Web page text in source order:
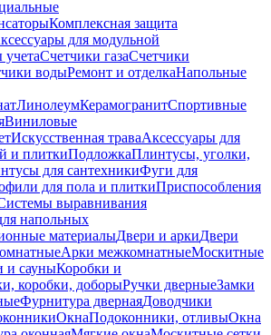
Комплексная защита
для модульной
Счетчики газаСчетчики
водыРемонт и отделкаНапольные
ЛинолеумКерамогранитСпортивные
Виниловые
Искусственная траваАксессуары для
и плиткиПодложкаПлинтусы, уголки,
для сантехникиФуги для
для пола и плиткиПриспособления
выравнивания
напольных
материалыДвери и аркиДвери
Арки межкомнатныеМоскитные
и сауныКоробки и
коробки, доборыРучки дверныеЗамки
Фурнитура двернаяДоводчики
ОкнаПодоконники, отливыОкна